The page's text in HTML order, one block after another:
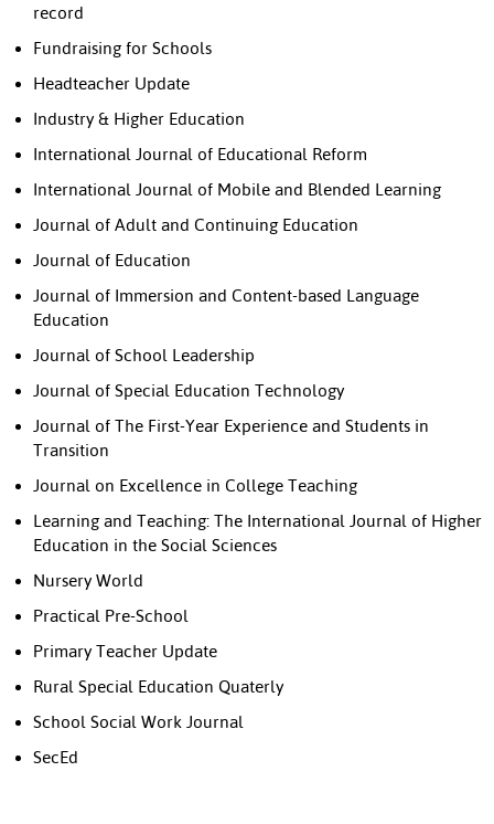
record
Fundraising for Schools
Headteacher Update
Industry & Higher Education
International Journal of Educational Reform
International Journal of Mobile and Blended Learning
Journal of Adult and Continuing Education
Journal of Education
Journal of Immersion and Content-based Language
Education
Journal of School Leadership
Journal of Special Education Technology
Journal of The First-Year Experience and Students in
Transition
Journal on Excellence in College Teaching
Learning and Teaching: The International Journal of Higher
Education in the Social Sciences
Nursery World
Practical Pre-School
Primary Teacher Update
Rural Special Education Quaterly
School Social Work Journal
SecEd